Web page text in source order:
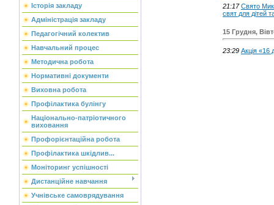
Історія закладу
Адміністрація закладу
Педагогічний колектив
Навчальний процес
Методична робота
Нормативні документи
Виховна робота
Профілактика булінгу
Національно-патріотичного
виховання
Профорієнтаційна робота
Профілактика шкідлив...
Моніторинг успішності
Дистанційне навчання
Учнівське самоврядування
21:17 Свято
свят для дітей
15 Грудня,
23:29 Акція «16